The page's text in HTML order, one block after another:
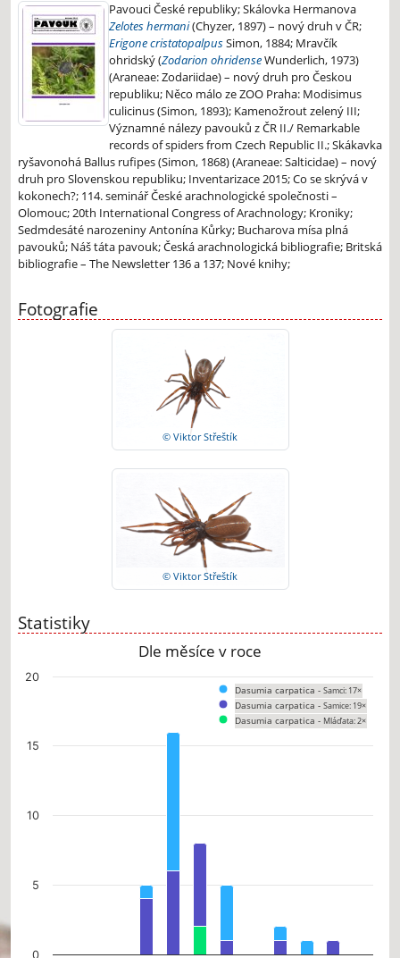
Pavouci České republiky; Skálovka Hermanova
Zelotes hermani(Chyzer, 1897) – nový druh v ČR;
Erigone cristatopalpusSimon, 1884; Mravčík
ohridský (Zodarion ohridenseWunderlich, 1973)
(Araneae: Zodariidae) – nový druh pro Českou
republiku; Něco málo ze ZOO Praha: Modisimus
culicinus (Simon, 1893); Kamenožrout zelený III;
Významné nálezy pavouků z ČR II./ Remarkable
records of spiders from Czech Republic II.; Skákavka
ryšavonohá Ballus rufipes (Simon, 1868) (Araneae: Salticidae) – nový
druh pro Slovenskou republiku; Inventarizace 2015; Co se skrývá v
kokonech?; 114. seminář České arachnologické společnosti –
Olomouc; 20th International Congress of Arachnology; Kroniky;
Sedmdesáté narozeniny Antonína Kůrky; Bucharova mísa plná
pavouků; Náš táta pavouk; Česká arachnologická bibliografie; Britská
bibliografie – The Newsletter 136 a 137; Nové knihy;
Fotografie
© Viktor Střeštík
© Viktor Střeštík
Statistiky
Dle měsíce v roce
Chart
The chart has 1 X axis displaying categories.
The chart has 1 Y axis displaying values. Data ranges from 0 to 16.
Dasumia carpatica - Samci: 17×
Dasumia carpatica - Samice: 19×
Dasumia carpatica - Mláďata: 2×
0
5
10
15
20